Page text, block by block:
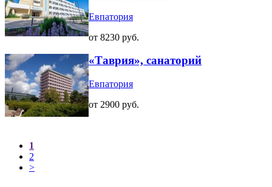
Евпатория
от 8230 руб.
«Таврия», санаторий
Евпатория
от 2900 руб.
1
2
>